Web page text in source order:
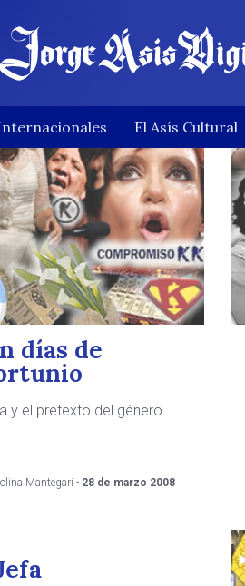
El Asís Cultural
días de
y el pretexto del género.
Mantegari - 28 de marzo 2008